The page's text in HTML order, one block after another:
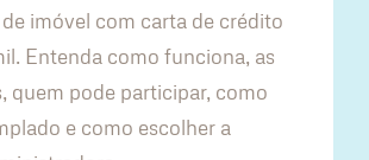
imóvel com carta de crédito
Entenda como funciona, as
quem pode participar, como
e como escolher a